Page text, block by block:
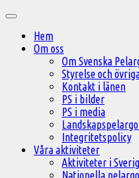
innehåll
Huvudmeny
Hem
Om oss
Om Svenska
Styrelse och
Kontakt i länen
PS i bilder
PS i media
Integritetspolicy
Våra aktiviteter
Aktiviteter i
Nationella